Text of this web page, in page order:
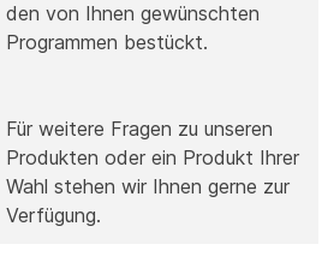
den von Ihnen gewünschten
Programmen bestückt.
Für weitere Fragen zu unseren
Produkten oder ein Produkt Ihrer
Wahl stehen wir Ihnen gerne zur
Verfügung.